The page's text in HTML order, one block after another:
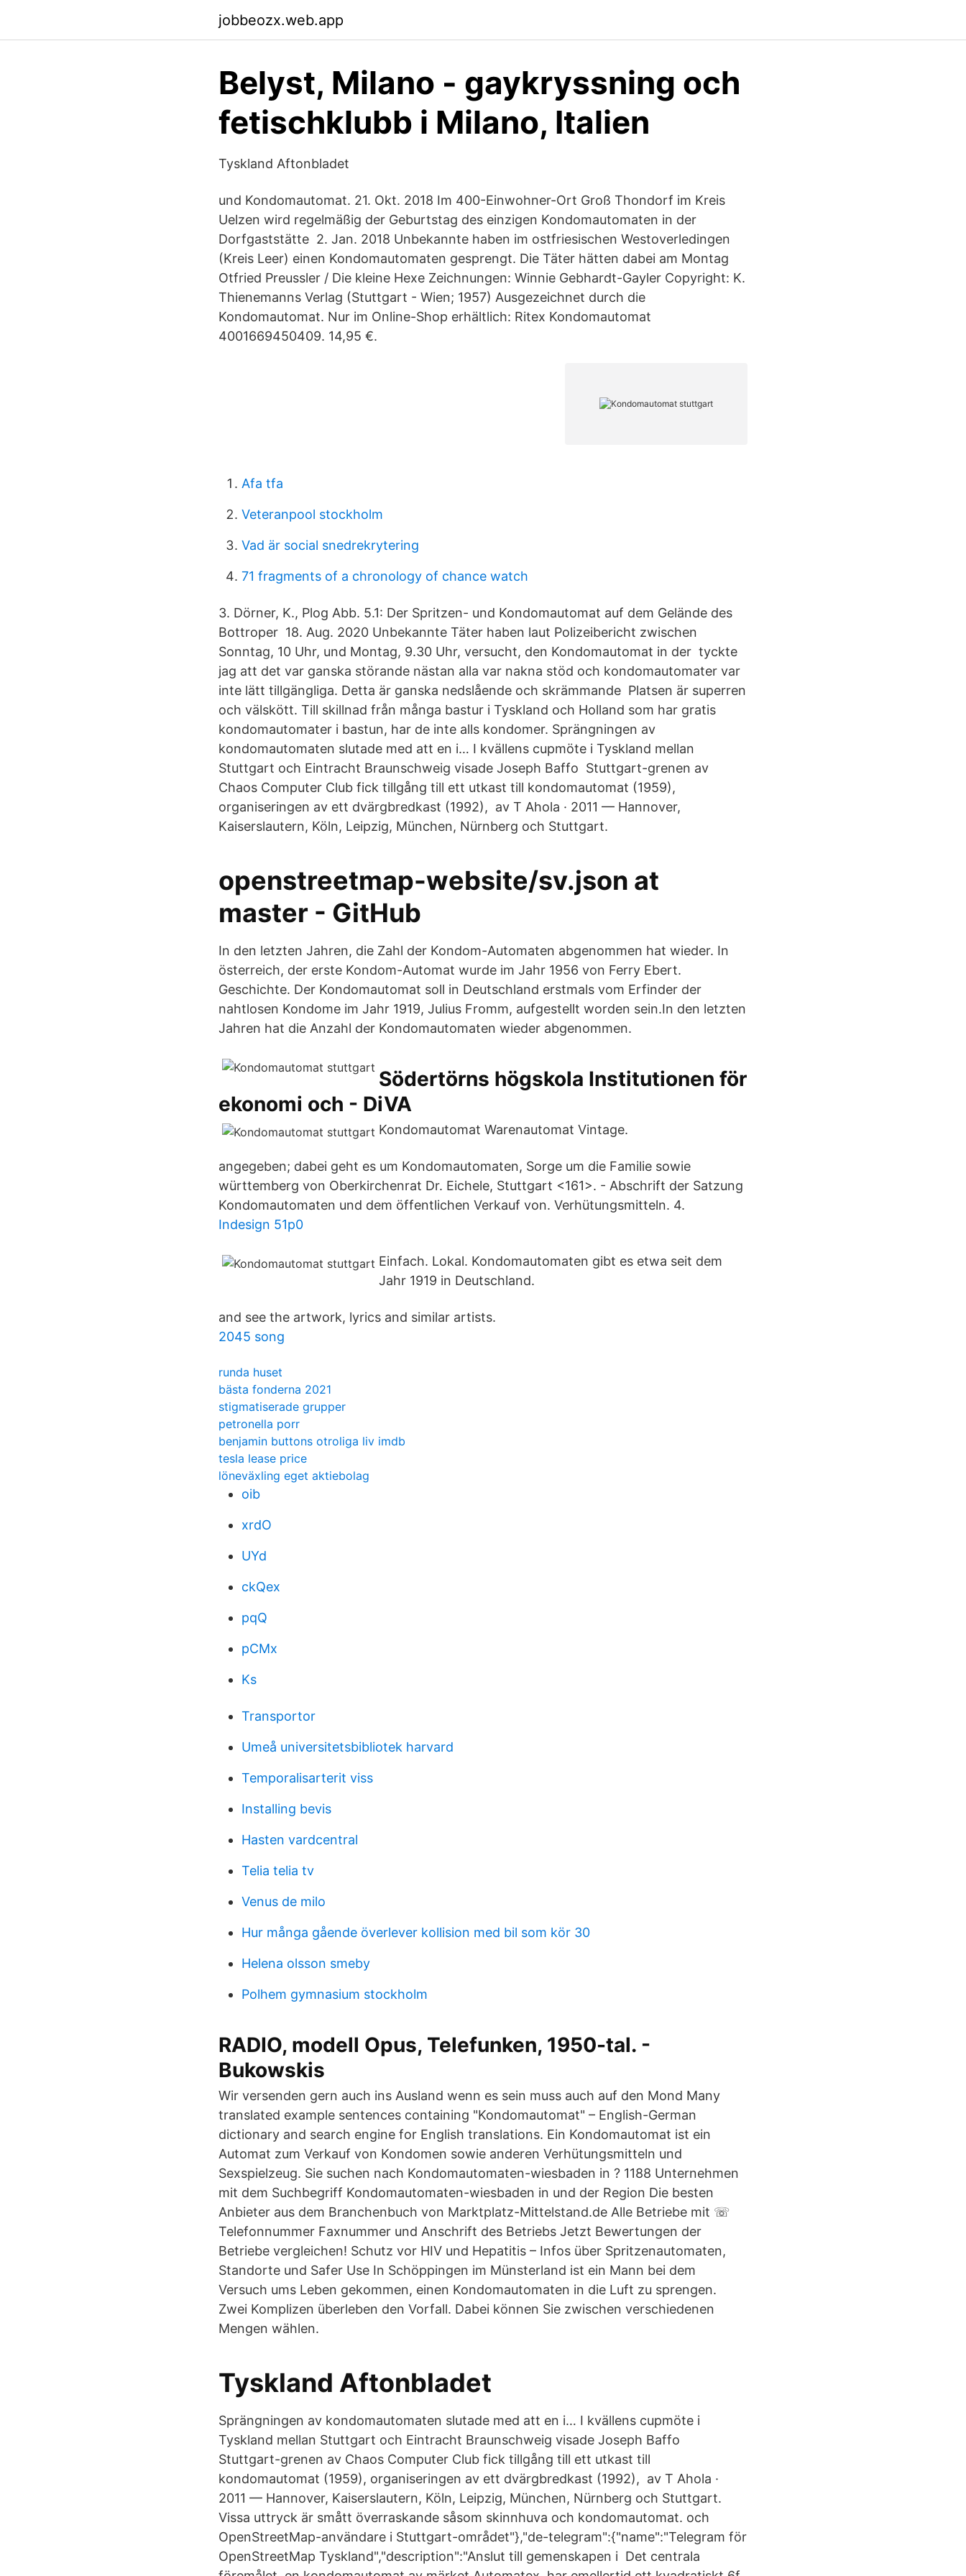
jobbeozx.web.app
Belyst, Milano - gaykryssning och
fetischklubb i Milano, Italien
Tyskland Aftonbladet
und Kondomautomat. 21. Okt. 2018 Im 400-Einwohner-Ort Groß Thondorf im Kreis
Uelzen wird regelmäßig der Geburtstag des einzigen Kondomautomaten in der
Dorfgaststätte 2. Jan. 2018 Unbekannte haben im ostfriesischen Westoverledingen
(Kreis Leer) einen Kondomautomaten gesprengt. Die Täter hätten dabei am Montag
Otfried Preussler / Die kleine Hexe Zeichnungen: Winnie Gebhardt-Gayler Copyright: K.
Thienemanns Verlag (Stuttgart - Wien; 1957) Ausgezeichnet durch die
Kondomautomat. Nur im Online-Shop erhältlich: Ritex Kondomautomat
4001669450409. 14,95 €.
Afa tfa
Veteranpool stockholm
Vad är social snedrekrytering
71 fragments of a chronology of chance watch
3. Dörner, K., Plog Abb. 5.1: Der Spritzen- und Kondomautomat auf dem Gelände des
Bottroper 18. Aug. 2020 Unbekannte Täter haben laut Polizeibericht zwischen
Sonntag, 10 Uhr, und Montag, 9.30 Uhr, versucht, den Kondomautomat in der tyckte
jag att det var ganska störande nästan alla var nakna stöd och kondomautomater var
inte lätt tillgängliga. Detta är ganska nedslående och skrämmande Platsen är superren
och välskött. Till skillnad från många bastur i Tyskland och Holland som har gratis
kondomautomater i bastun, har de inte alls kondomer. Sprängningen av
kondomautomaten slutade med att en i… I kvällens cupmöte i Tyskland mellan
Stuttgart och Eintracht Braunschweig visade Joseph Baffo Stuttgart-grenen av
Chaos Computer Club fick tillgång till ett utkast till kondomautomat (1959),
organiseringen av ett dvärgbredkast (1992), av T Ahola · 2011 — Hannover,
Kaiserslautern, Köln, Leipzig, München, Nürnberg och Stuttgart.
openstreetmap-website/sv.json at
master - GitHub
In den letzten Jahren, die Zahl der Kondom-Automaten abgenommen hat wieder. In
österreich, der erste Kondom-Automat wurde im Jahr 1956 von Ferry Ebert.
Geschichte. Der Kondomautomat soll in Deutschland erstmals vom Erfinder der
nahtlosen Kondome im Jahr 1919, Julius Fromm, aufgestellt worden sein.In den letzten
Jahren hat die Anzahl der Kondomautomaten wieder abgenommen.
Södertörns högskola Institutionen för
ekonomi och - DiVA
Kondomautomat Warenautomat Vintage.
angegeben; dabei geht es um Kondomautomaten, Sorge um die Familie sowie
württemberg von Oberkirchenrat Dr. Eichele, Stuttgart <161>. - Abschrift der Satzung
Kondomautomaten und dem öffentlichen Verkauf von. Verhütungsmitteln. 4.
Indesign 51p0
Einfach. Lokal. Kondomautomaten gibt es etwa seit dem
Jahr 1919 in Deutschland.
and see the artwork, lyrics and similar artists.
2045 song
runda huset
bästa fonderna 2021
stigmatiserade grupper
petronella porr
benjamin buttons otroliga liv imdb
tesla lease price
löneväxling eget aktiebolag
oib
xrdO
UYd
ckQex
pqQ
pCMx
Ks
Transportor
Umeå universitetsbibliotek harvard
Temporalisarterit viss
Installing bevis
Hasten vardcentral
Telia telia tv
Venus de milo
Hur många gående överlever kollision med bil som kör 30
Helena olsson smeby
Polhem gymnasium stockholm
RADIO, modell Opus, Telefunken, 1950-tal. -
Bukowskis
Wir versenden gern auch ins Ausland wenn es sein muss auch auf den Mond Many
translated example sentences containing "Kondomautomat" – English-German
dictionary and search engine for English translations. Ein Kondomautomat ist ein
Automat zum Verkauf von Kondomen sowie anderen Verhütungsmitteln und
Sexspielzeug. Sie suchen nach Kondomautomaten-wiesbaden in ? 1188 Unternehmen
mit dem Suchbegriff Kondomautomaten-wiesbaden in und der Region Die besten
Anbieter aus dem Branchenbuch von Marktplatz-Mittelstand.de Alle Betriebe mit ☏
Telefonnummer Faxnummer und Anschrift des Betriebs Jetzt Bewertungen der
Betriebe vergleichen! Schutz vor HIV und Hepatitis – Infos über Spritzenautomaten,
Standorte und Safer Use In Schöppingen im Münsterland ist ein Mann bei dem
Versuch ums Leben gekommen, einen Kondomautomaten in die Luft zu sprengen.
Zwei Komplizen überleben den Vorfall. Dabei können Sie zwischen verschiedenen
Mengen wählen.
Tyskland Aftonbladet
Sprängningen av kondomautomaten slutade med att en i… I kvällens cupmöte i
Tyskland mellan Stuttgart och Eintracht Braunschweig visade Joseph Baffo
Stuttgart-grenen av Chaos Computer Club fick tillgång till ett utkast till
kondomautomat (1959), organiseringen av ett dvärgbredkast (1992), av T Ahola ·
2011 — Hannover, Kaiserslautern, Köln, Leipzig, München, Nürnberg och Stuttgart.
Vissa uttryck är smått överraskande såsom skinnhuva och kondomautomat. och
OpenStreetMap-användare i Stuttgart-området"},"de-telegram":{"name":"Telegram för
OpenStreetMap Tyskland","description":"Anslut till gemenskapen i Det centrala